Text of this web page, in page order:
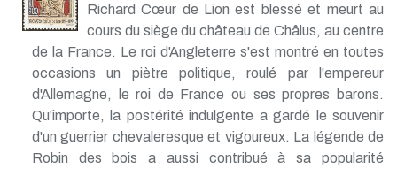
Richard Cœur de Lion est blessé et meurt au
cours du siège du château de Châlus, au centre
de la France. Le roi d'Angleterre s'est montré en toutes
occasions un piètre politique, roulé par l'empereur
d'Allemagne, le roi de France ou ses propres barons.
Qu'importe, la postérité indulgente a gardé le souvenir
d'un guerrier chevaleresque et vigoureux. La légende de
Robin des bois a aussi contribué à sa popularité